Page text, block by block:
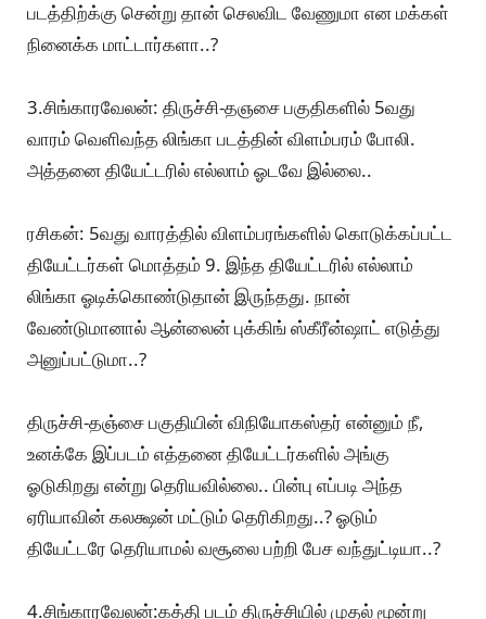
படத்திற்க்கு சென்று தான் செலவிட வேணுமா என மக்கள்
நினைக்க மாட்டார்களா..?
3.சிங்காரவேலன்: திருச்சி-தஞசை பகுதிகளில் 5வது
வாரம் வெளிவந்த லிங்கா படத்தின் விளம்பரம் போலி.
அத்தனை தியேட்டரில் எல்லாம் ஓடவே இல்லை..
ரசிகன்: 5வது வாரத்தில் விளம்பரங்களில் கொடுக்கப்பட்ட
தியேட்டர்கள் மொத்தம் 9. இந்த தியேட்டரில் எல்லாம்
லிங்கா ஓடிக்கொண்டுதான் இருந்தது. நான்
வேண்டுமானால் ஆன்லைன் புக்கிங் ஸ்கீரீன்ஷாட் எடுத்து
அனுப்பட்டுமா..?
திருச்சி-தஞ்சை பகுதியின் விநியோகஸ்தர் என்னும் நீ,
உனக்கே இப்படம் எத்தனை தியேட்டர்களில் அங்கு
ஓடுகிறது என்று தெரியவில்லை.. பின்பு எப்படி அந்த
ஏரியாவின் கலக்ஷன் மட்டும் தெரிகிறது..? ஓடும்
தியேட்டரே தெரியாமல் வசூலை பற்றி பேச வந்துட்டியா..?
4.சிங்காரவேலன்:கத்தி படம் திருச்சியில் முதல் மூன்று